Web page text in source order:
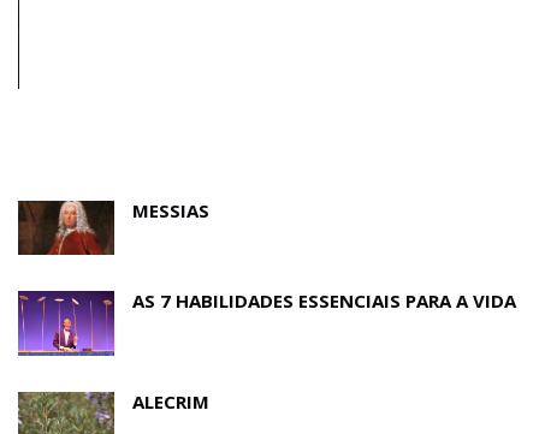
MESSIAS
AS 7 HABILIDADES ESSENCIAIS PARA A VIDA
ALECRIM